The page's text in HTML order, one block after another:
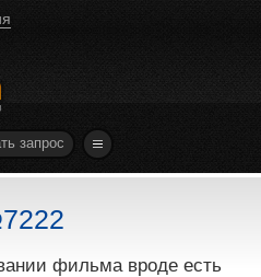
запрос
фильма вроде есть